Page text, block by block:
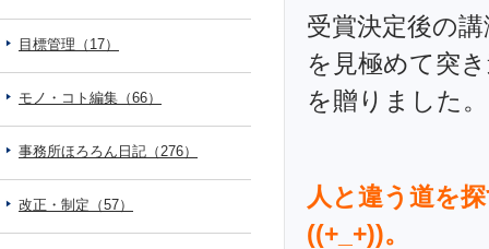
受賞決定後の
を見極めて突
を贈りました。
人と違う道を
((+_+))。
目標管理（17）
モノ・コト編集（66）
事務所ほろろん日記（276）
改正・制定（57）